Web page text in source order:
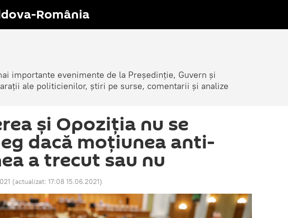
România
importante evenimente de la Președinție, Guvern și
ale politicienilor, știri pe surse, comentarii și analize
și Opoziția nu se
dacă moțiunea anti-
a trecut sau nu
(actualizat: 17:08 15.06.2021)